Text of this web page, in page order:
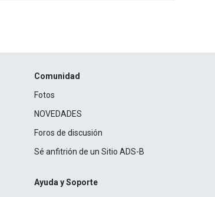
Comunidad
Fotos
NOVEDADES
Foros de discusión
Sé anfitrión de un Sitio ADS-B
Ayuda y Soporte